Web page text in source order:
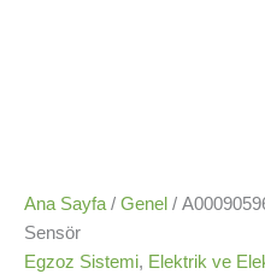
Ana Sayfa / Genel /
Sensör
Egzoz Sistemi, Elektrik ve